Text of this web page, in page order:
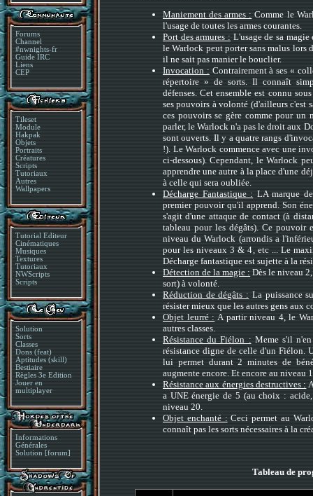
Forums
Channel
#nwnights-fr
Guide IRC
Liens
CEP
Tileset
Module
Hakpak
Objets
Portraits
Créatures
Scripts
Tutoriaux
Autres
Wallpapers
Tutorial Editeur
Cinématiques
Musiques
Textures
Tutoriaux
NWScripts
Scripts
Solution
Sorts
Classes
Dons (feat)
Aptitudes (skill)
Bestiaire
Règles 3e Edition
Jouer en
multiplayer
Informations
Générales
Solution [forum]
Maniement des armes : Comme le
l'usage de toutes les armes courantes.
Port des armures : L'usage de sa
le Warlock peut porter sans malus lors
il ne sait pas manier le bouclier.
Invocation : Contrairement à ses «
répertoire » de sorts. Il connaît
défenses. Cet ensemble est connu
ses pouvoirs à volonté (d'ailleurs c'est
ces pouvoirs se gère comme pour un
parler, le Warlock n'a pas le droit aux
sont ouverts. Il y a quatre rangs
!). Le Warlock commence avec une
ci-dessous). Cependant, le Warlock
apprendre une autre à la place d'une
à celle qui sera oubliée.
Décharge Fantastique : LA marque
premier pouvoir qu'il apprend. Son
s'agit d'une attaque de contact (à
tableau pour les dégâts). Ce
niveau du Warlock (arrondis a
pour les niveaux 3 & 4, etc ... Le
Décharge fantastique est sujette à la
Détection de la magie : Dès le niveau
sort) à volonté.
Réduction de dégâts : La puissance
résister mieux que les autres gens aux
Objet leurré : A partir niveau 4, le
autres classes.
Résistance du Fiélon : Meme s'il
résistance digne de celle d'un Fiélon.
lui permet durant 2 minutes de
augmente encore. Et encore au niveau
Résistance aux énergies destructives :
a UNE énergie de 5 (au choix :
niveau 20.
Objet enchanté : Ceci permet au
connaît pas les sorts nécessaires à la
Tableau de